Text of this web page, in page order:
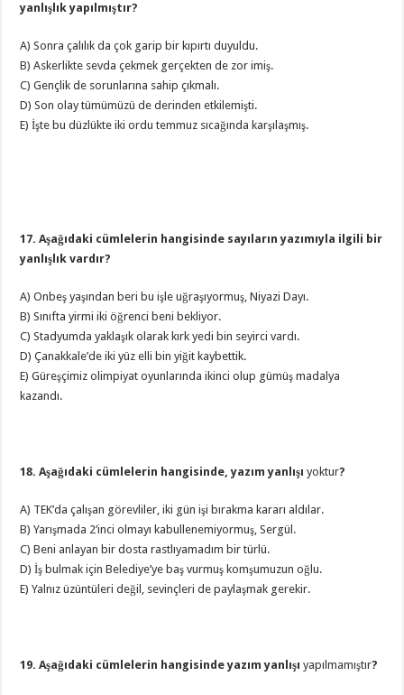
yanlışlık yapılmıştır?
A) Sonra çalılık da çok garip bir kıpırtı duyuldu.
B) Askerlikte sevda çekmek gerçekten de zor imiş.
C) Gençlik de sorunlarına sahip çıkmalı.
D) Son olay tümümüzü de derinden etkilemişti.
E) İşte bu düzlükte iki ordu temmuz sıcağında karşılaşmış.
17. Aşağıdaki cümlelerin hangisinde sayıların yazımıyla ilgili bir
yanlışlık vardır?
A) Onbeş yaşından beri bu işle uğraşıyormuş, Niyazi Dayı.
B) Sınıfta yirmi iki öğrenci beni bekliyor.
C) Stadyumda yaklaşık olarak kırk yedi bin seyirci vardı.
D) Çanakkale’de iki yüz elli bin yiğit kaybettik.
E) Güreşçimiz olimpiyat oyunlarında ikinci olup gümüş madalya
kazandı.
18. Aşağıdaki cümlelerin hangisinde, yazım yanlışı yoktur?
A) TEK’da çalışan görevliler, iki gün işi bırakma kararı aldılar.
B) Yarışmada 2’inci olmayı kabullenemiyormuş, Sergül.
C) Beni anlayan bir dosta rastlıyamadım bir türlü.
D) İş bulmak için Belediye’ye baş vurmuş komşumuzun oğlu.
E) Yalnız üzüntüleri değil, sevinçleri de paylaşmak gerekir.
19. Aşağıdaki cümlelerin hangisinde yazım yanlışı yapılmamıştır?